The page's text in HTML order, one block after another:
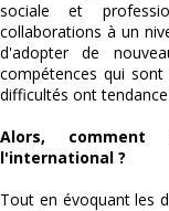
sociale et
collaborations à un
d'adopter de
compétences qui
difficultés ont
Alors,
l'international ?
Tout en évoquant les